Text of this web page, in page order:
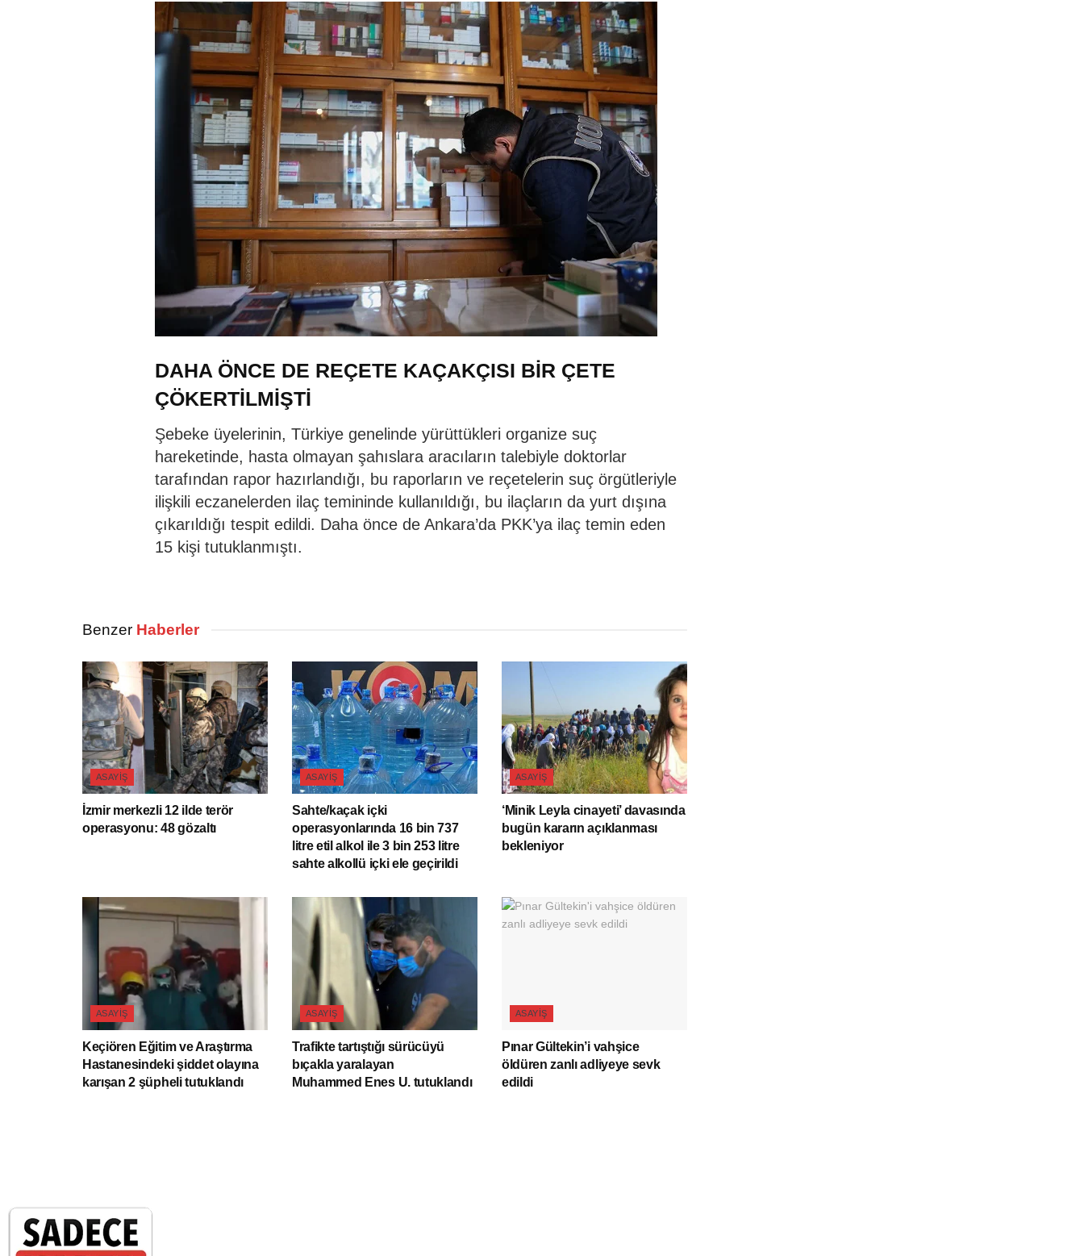
DAHA ÖNCE DE REÇETE KAÇAKÇISI BİR ÇETE
ÇÖKERTİLMİŞTİ
Şebeke üyelerinin, Türkiye genelinde yürüttükleri organize suç
hareketinde, hasta olmayan şahıslara aracıların talebiyle doktorlar
tarafından rapor hazırlandığı, bu raporların ve reçetelerin suç örgütleriyle
ilişkili eczanelerden ilaç temininde kullanıldığı, bu ilaçların da yurt dışına
çıkarıldığı tespit edildi. Daha önce de Ankara’da PKK’ya ilaç temin eden
15 kişi tutuklanmıştı.
Benzer Haberler
ASAYIŞ
İzmir merkezli 12 ilde terör
operasyonu: 48 gözaltı
ASAYIŞ
Sahte/kaçak içki
operasyonlarında 16 bin 737
litre etil alkol ile 3 bin 253 litre
sahte alkollü içki ele geçirildi
ASAYIŞ
‘Minik Leyla cinayeti’ davasında
bugün kararın açıklanması
bekleniyor
ASAYIŞ
Keçiören Eğitim ve Araştırma
Hastanesindeki şiddet olayına
karışan 2 şüpheli tutuklandı
ASAYIŞ
Trafikte tartıştığı sürücüyü
bıçakla yaralayan
Muhammed Enes U. tutuklandı
ASAYIŞ
Pınar Gültekin’i vahşice
öldüren zanlı adliyeye sevk
edildi